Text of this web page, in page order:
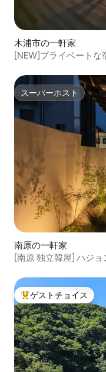
木浦市の一軒家
[NEW]プライベート
スーパーホスト
スーパーホスト
南原の一軒家
[南原 独立韓屋] ハジョンサソク 安らぎの
大好評のゲストチョイ
ゲストチョイス